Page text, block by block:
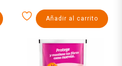
Añadir al carrito